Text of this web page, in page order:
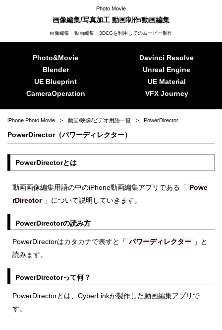
Photo Movie
画像編集/写真加工 動画制作/動画編集
画像編集・動画編集・3DCGを利用してのムービー制作
Photo&Movie
Davinci Resolve
Blender
Unreal Engine
UE Blueprint
UE Material
CameraOperation
VFX Journey
iPhone Photo Movie 動画/映像/ビデオ用語一覧 PowerDirector
PowerDirector（パワーディレクター）
PowerDirectorとは
動画画像編集用語の中のiPhone動画編集アプリである「 Powe
rDirector
」について説明していきます。
PowerDirectorの読み方
PowerDirectorはカタカナで表すと「 パワーディレクター
」と
読みます。
PowerDirectorって何？
PowerDirectorとは、CyberLinkが製作した動画編集アプリで
す。